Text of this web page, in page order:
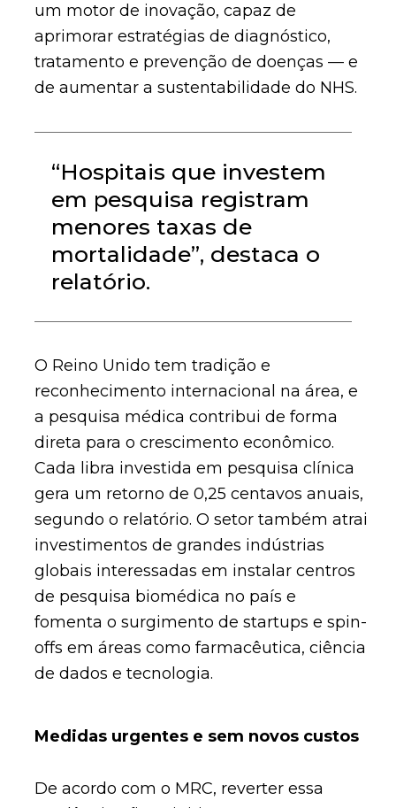
um motor de inovação, capaz de
aprimorar estratégias de diagnóstico,
tratamento e prevenção de doenças — e
de aumentar a sustentabilidade do NHS.
“Hospitais que investem
em pesquisa registram
menores taxas de
mortalidade”, destaca o
relatório.
O Reino Unido tem tradição e
reconhecimento internacional na área, e
a pesquisa médica contribui de forma
direta para o crescimento econômico.
Cada libra investida em pesquisa clínica
gera um retorno de 0,25 centavos anuais,
segundo o relatório. O setor também atrai
investimentos de grandes indústrias
globais interessadas em instalar centros
de pesquisa biomédica no país e
fomenta o surgimento de startups e spin-
offs em áreas como farmacêutica, ciência
de dados e tecnologia.
Medidas urgentes e sem novos custos
De acordo com o MRC, reverter essa